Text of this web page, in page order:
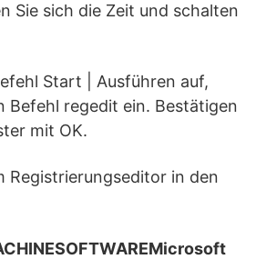
Sie sich die Zeit und schalten
Start | Ausführen auf,
Befehl regedit ein. Bestätigen
mit OK.
Registrierungseditor in den